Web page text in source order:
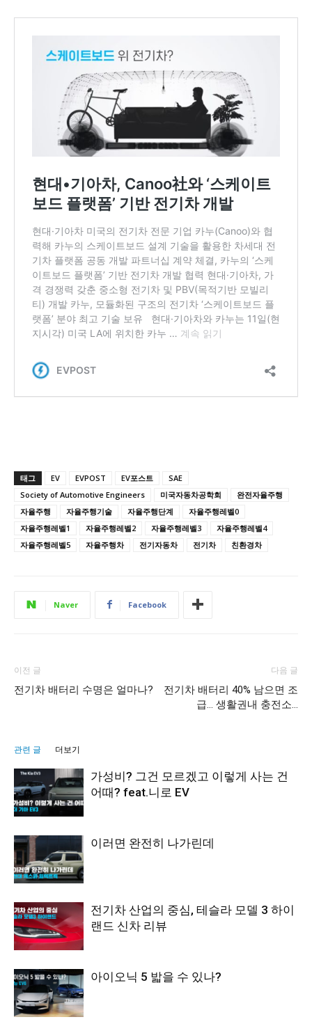
태그 EV EVPOST EV포스트
SAE
Society of Automotive Engineers
미국자동차공학회
완전자율주행
자율주행
자율주행기술 자율주행단계
자율주행레벨0
자율주행레벨1
자율주행레벨2 자율주행레벨3
자율주행레벨4
자율주행레벨5
자율주행차 전기자동차 전기차 친환경차
Naver Facebook
이전 글
전기차 배터리 수명은 얼마나?
다음 글
전기차 배터리 40% 남으면 조
급… 생활권내 충전소…
관련 글 더보기
가성비? 그건 모르겠고 이렇게 사는 건
어때? feat.니로 EV
이러면 완전히 나가린데
전기차 산업의 중심, 테슬라 모델 3 하이
랜드 신차 리뷰
아이오닉 5 밟을 수 있나?